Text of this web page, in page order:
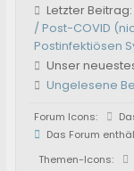
Letzter Beitrag:
/ Post-COVID
Postinfektiösen
Unser
Ungelesene
Forum Icons:
Das Forum
Themen-Icons: